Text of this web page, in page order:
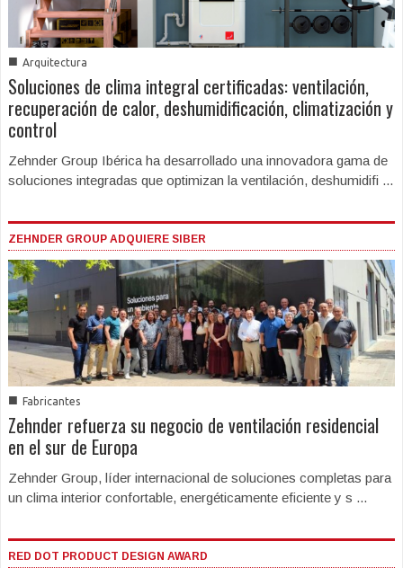
■ Arquitectura
Soluciones de clima integral certificadas: ventilación,
recuperación de calor, deshumidificación, climatización y
control
Zehnder Group Ibérica ha desarrollado una innovadora gama de
soluciones integradas que optimizan la ventilación, deshumidifi ...
ZEHNDER GROUP ADQUIERE SIBER
■ Fabricantes
Zehnder refuerza su negocio de ventilación residencial
en el sur de Europa
Zehnder Group, líder internacional de soluciones completas para
un clima interior confortable, energéticamente eficiente y s ...
RED DOT PRODUCT DESIGN AWARD